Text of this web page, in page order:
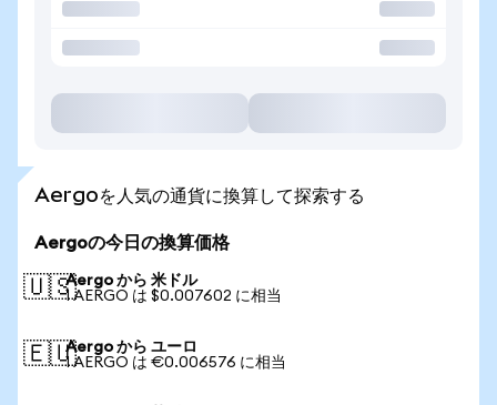
Aergoを人気の通貨に換算して探索する
Aergoの今日の換算価格
🇺🇸Aergo から 米ドル
1 AERGO は $0.007602 に相当
🇪🇺Aergo から ユーロ
1 AERGO は €0.006576 に相当